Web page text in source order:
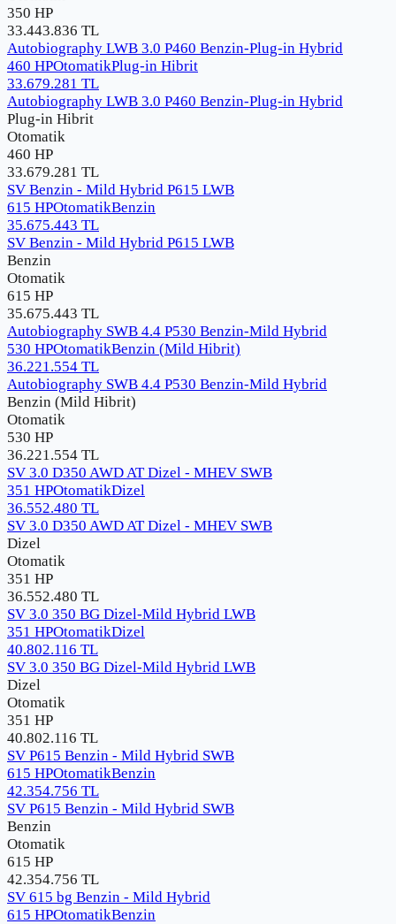
350 HP
33.443.836 TL
Autobiography LWB 3.0 P460 Benzin-Plug-in Hybrid
460 HPOtomatikPlug-in Hibrit
33.679.281 TL
Autobiography LWB 3.0 P460 Benzin-Plug-in Hybrid
Plug-in Hibrit
Otomatik
460 HP
33.679.281 TL
SV Benzin - Mild Hybrid P615 LWB
615 HPOtomatikBenzin
35.675.443 TL
SV Benzin - Mild Hybrid P615 LWB
Benzin
Otomatik
615 HP
35.675.443 TL
Autobiography SWB 4.4 P530 Benzin-Mild Hybrid
530 HPOtomatikBenzin (Mild Hibrit)
36.221.554 TL
Autobiography SWB 4.4 P530 Benzin-Mild Hybrid
Benzin (Mild Hibrit)
Otomatik
530 HP
36.221.554 TL
SV 3.0 D350 AWD AT Dizel - MHEV SWB
351 HPOtomatikDizel
36.552.480 TL
SV 3.0 D350 AWD AT Dizel - MHEV SWB
Dizel
Otomatik
351 HP
36.552.480 TL
SV 3.0 350 BG Dizel-Mild Hybrid LWB
351 HPOtomatikDizel
40.802.116 TL
SV 3.0 350 BG Dizel-Mild Hybrid LWB
Dizel
Otomatik
351 HP
40.802.116 TL
SV P615 Benzin - Mild Hybrid SWB
615 HPOtomatikBenzin
42.354.756 TL
SV P615 Benzin - Mild Hybrid SWB
Benzin
Otomatik
615 HP
42.354.756 TL
SV 615 bg Benzin - Mild Hybrid
615 HPOtomatikBenzin